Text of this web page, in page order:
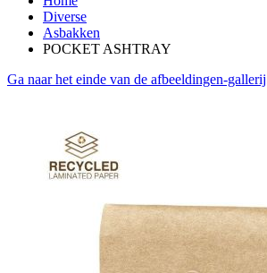
Diverse
Asbakken
POCKET ASHTRAY
Ga naar het einde van de afbeeldingen-gallerij